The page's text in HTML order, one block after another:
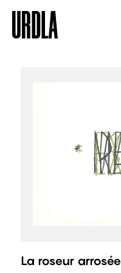
La roseur arrosée